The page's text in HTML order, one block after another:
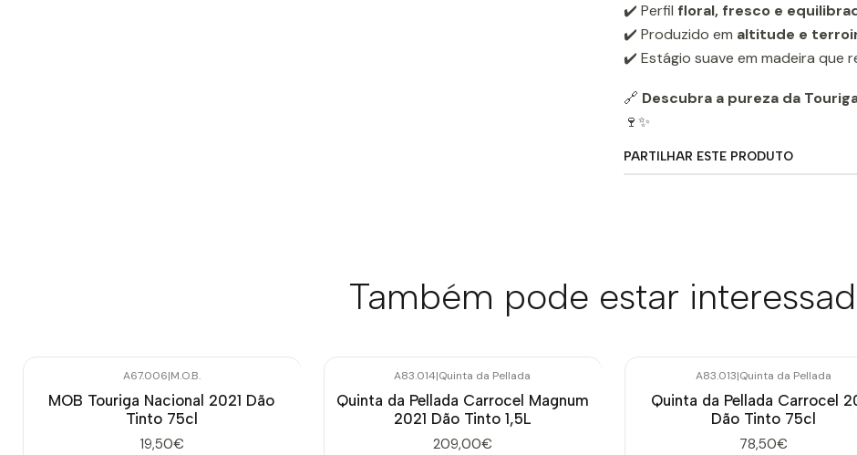
✔️ Perfil floral, fresco e
✔️ Produzido em altitude e
✔️ Estágio suave em madeira que
🔗 Descubra a pureza da
🍷✨
PARTILHAR ESTE PRODUTO
Também pode estar
A67.006|M.O.B.
MOB Touriga Nacional 2021 Dão
Tinto 75cl
19,50€
A83.014|Quinta da Pellada
Quinta da Pellada Carrocel Magnum
2021 Dão Tinto 1,5L
209,00€
A83.013|Quinta da Pellada
Quinta da Pellada Carrocel
Dão Tinto 75cl
78,50€